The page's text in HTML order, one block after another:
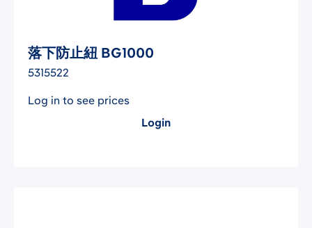
落下防止紐 BG1000
5315522
Log in to see prices
Login